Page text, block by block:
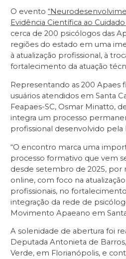
O evento
Evidência Científica ao
cerca de 200 psicólogos das
regiões do estado em uma
à atualização profissional, à
fortalecimento da atuação
Representando as 200 Apaes
usuários atendidos em Santa
Feapaes-SC, Osmar Minatto,
integra um processo
profissional desenvolvido pela
“O encontro marca uma
processo formativo que vem
desde setembro de 2025, por
online, com foco na
profissionais, no
integração da rede de
Movimento Apaeano em
A solenidade de abertura foi
Deputada Antonieta de
Verde, em Florianópolis, e